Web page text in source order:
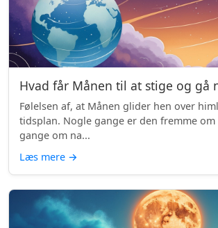
Hvad får Månen til at stige og gå
Følelsen af, at Månen glider hen over
tidsplan. Nogle gange er den fremme
gange om na...
Læs mere →